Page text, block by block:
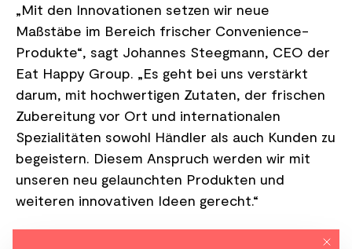
„Mit den Innovationen setzen wir neue
Maßstäbe im Bereich frischer Convenience-
Produkte“, sagt Johannes Steegmann, CEO der
Eat Happy Group. „Es geht bei uns verstärkt
darum, mit hochwertigen Zutaten, der frischen
Zubereitung vor Ort und internationalen
Spezialitäten sowohl Händler als auch Kunden zu
begeistern. Diesem Anspruch werden wir mit
unseren neu gelaunchten Produkten und
weiteren innovativen Ideen gerecht.“
Mit